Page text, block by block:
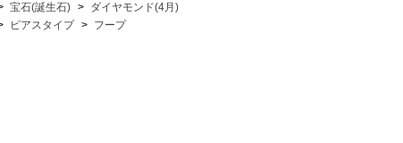
宝石(誕生石)
ダイヤモンド(4月)
ピアスタイプ フープ